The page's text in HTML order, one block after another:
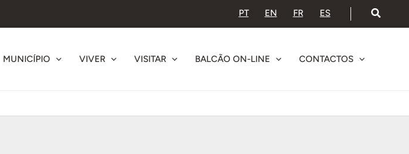
PT EN FR ES
MUNICÍPIO VIVER VISITAR BALCÃO ON-LINE CONTACTOS